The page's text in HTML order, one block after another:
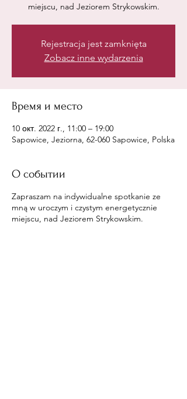
miejscu, nad Jeziorem Strykowskim.
Rejestracja jest zamknięta
Zobacz inne wydarzenia
Время и место
10 окт. 2022 г., 11:00 – 19:00
Sapowice, Jeziorna, 62-060 Sapowice, Polska
О событии
Zapraszam na indywidualne spotkanie ze
mną w uroczym i czystym energetycznie
miejscu, nad Jeziorem Strykowskim.